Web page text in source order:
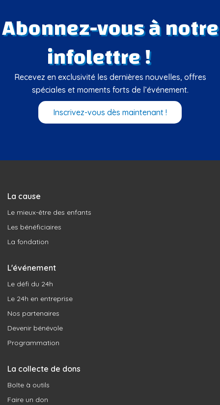
Abonnez-vous à notre
infolettre !
Recevez en exclusivité les dernières nouvelles, offres
spéciales et moments forts de l’événement.
Inscrivez-vous dès maintenant !
La cause
Le mieux-être des enfants
Les bénéficiaires
La fondation
L'événement
Le défi du 24h
Le 24h en entreprise
Nos partenaires
Devenir bénévole
Programmation
La collecte de dons
Boîte à outils
Faire un don